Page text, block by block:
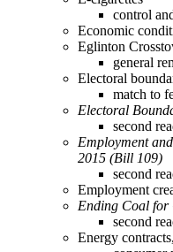
control
Economic
Eglinton
general
Electoral
match to
Electoral
second
Employment
2015 (Bill 109)
second
Employment
Ending Coal
second
Energy